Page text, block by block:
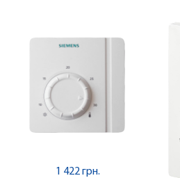
1 422 грн.